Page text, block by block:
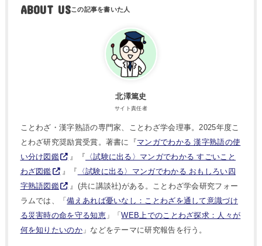
ABOUT US
北澤篤史
サイト責任者
ことわざ・漢字熟語の専門家、ことわざ学会理事。2025年度こ
とわざ研究奨励賞受賞。著書に『マンガでわかる 漢字熟語の使
い分け図鑑
』『 〈試験に出る〉マンガでわかる すごいこと
わざ図鑑
』『
〈試験に出る〉マンガでわかる おもしろい四
字熟語図鑑
』(共に講談社)がある。ことわざ学会研究フォー
ラムでは、「備えあれば憂いなし：ことわざを通して意識づけ
る災害時の命を守る知恵」「WEB上でのことわざ探求：人々が
何を知りたいのか」などをテーマに研究報告を行う。